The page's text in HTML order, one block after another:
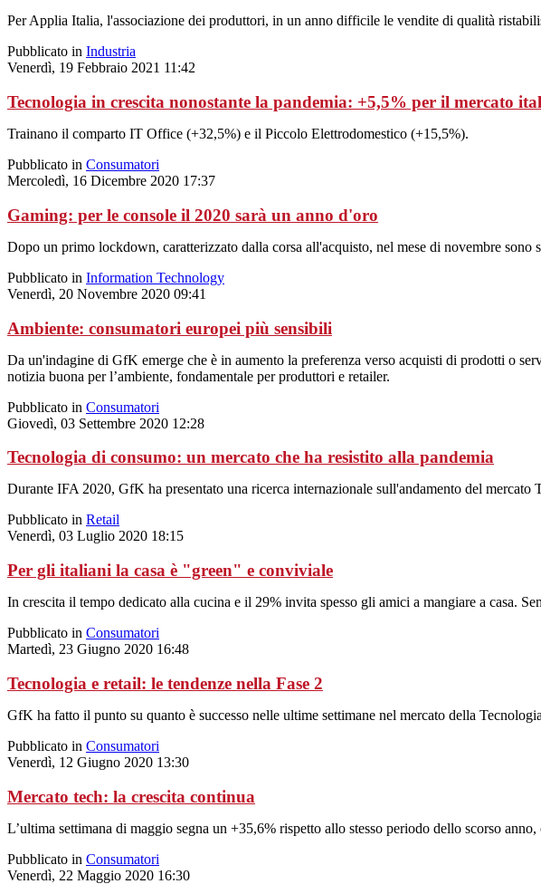
Per Applia Italia, l'associazione dei produttori, in un anno difficile le vendite di qualità
Pubblicato in Industria
Venerdì, 19 Febbraio 2021 11:42
Tecnologia in crescita nonostante la pandemia: +5,5% per il mercato
Trainano il comparto IT Office (+32,5%) e il Piccolo Elettrodomestico (+15,5%).
Pubblicato in Consumatori
Mercoledì, 16 Dicembre 2020 17:37
Gaming: per le console il 2020 sarà un anno d'oro
Dopo un primo lockdown, caratterizzato dalla corsa all'acquisto, nel mese di novembre
Pubblicato in Information Technology
Venerdì, 20 Novembre 2020 09:41
Ambiente: consumatori europei più sensibili
Da un'indagine di GfK emerge che è in aumento la preferenza verso acquisti di prodotti o
notizia buona per l’ambiente, fondamentale per produttori e retailer.
Pubblicato in Consumatori
Giovedì, 03 Settembre 2020 12:28
Tecnologia di consumo: un mercato che ha resistito alla pandemia
Durante IFA 2020, GfK ha presentato una ricerca internazionale sull'andamento del
Pubblicato in Retail
Venerdì, 03 Luglio 2020 18:15
Per gli italiani la casa è "green" e conviviale
In crescita il tempo dedicato alla cucina e il 29% invita spesso gli amici a mangiare a casa.
Pubblicato in Consumatori
Martedì, 23 Giugno 2020 16:48
Tecnologia e retail: le tendenze nella Fase 2
GfK ha fatto il punto su quanto è successo nelle ultime settimane nel mercato della
Pubblicato in Consumatori
Venerdì, 12 Giugno 2020 13:30
Mercato tech: la crescita continua
L’ultima settimana di maggio segna un +35,6% rispetto allo stesso periodo dello scorso
Pubblicato in Consumatori
Venerdì, 22 Maggio 2020 16:30